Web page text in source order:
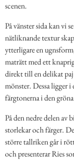
scenen.
På vänster sida kan vi
nätliknande textur
ytterligare en
maträtt med ett
direkt till en delikat
mönster. Dessa ligger
färgtonerna i den
På den nedre delen av
storlekar och färger.
större tallriken går i
och presenterar Ries